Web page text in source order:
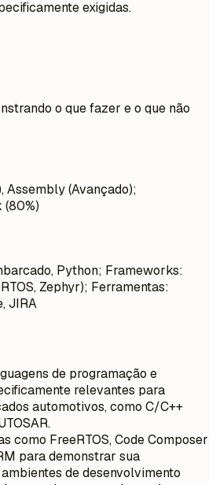
exigidas.
o que fazer e o que não
Assembly (Avançado);
(80%)
Python; Frameworks:
Zephyr); Ferramentas:
JIRA
de programação e
relevantes para
automotivos, como C/C++
como FreeRTOS, Code Composer
para demonstrar sua
ambientes de desenvolvimento